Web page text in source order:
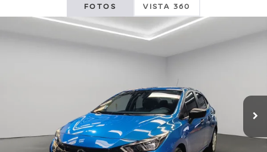
FOTOS VISTA 360